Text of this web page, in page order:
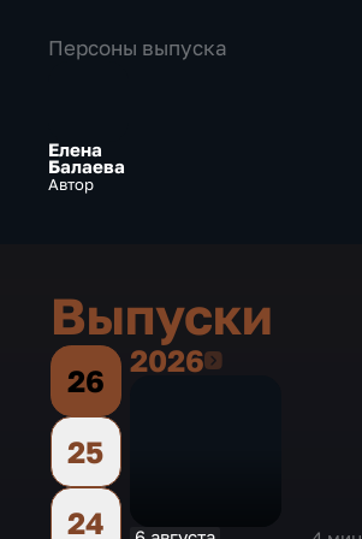
Персоны выпуска
Елена
Балаева
Автор
Выпуски
26
25
24
20262026